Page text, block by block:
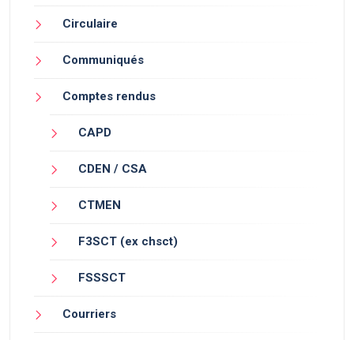
Circulaire
Communiqués
Comptes rendus
CAPD
CDEN / CSA
CTMEN
F3SCT (ex chsct)
FSSSCT
Courriers